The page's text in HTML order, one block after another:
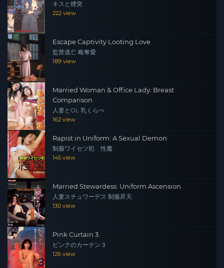
キスと煙突
222 view
Escape Captivity Looting Love
監禁逃亡 略奪愛
189 view
Married Woman & Office Lady: Breast
Comparison
人妻とOL 乳くらべ
162 view
Rapist in Uniform: A Sexual Demon
制服ワイセツ犯 性魔
145 view
Married Stewardess: Uniform Ascension
人妻スチュワーデス 制服昇天
130 view
Pink Curtain 3
ピンクのカーテン３
126 view